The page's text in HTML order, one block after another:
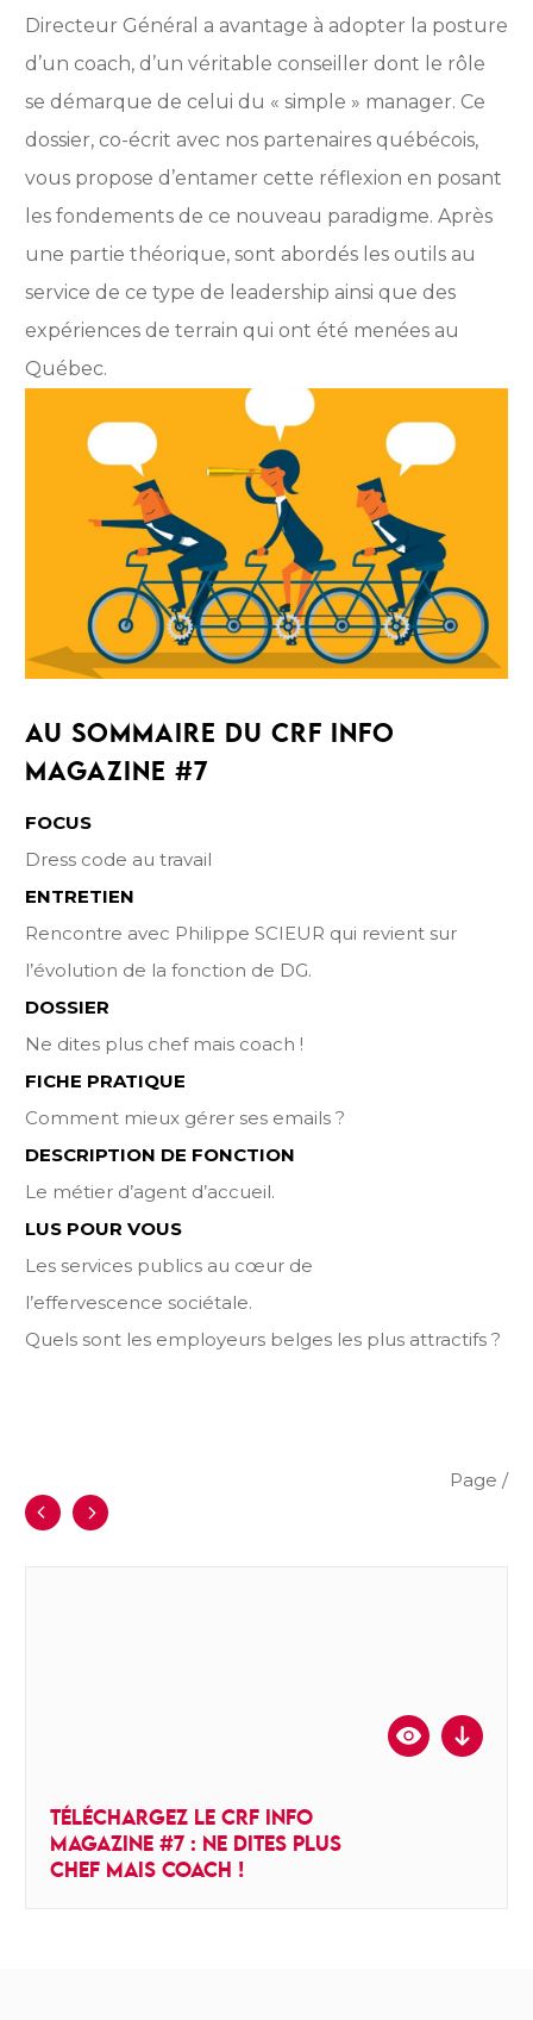
Directeur Général a avantage à adopter la posture
d’un coach, d’un véritable conseiller dont le rôle
se démarque de celui du « simple » manager. Ce
dossier, co-écrit avec nos partenaires québécois,
vous propose d’entamer cette réflexion en posant
les fondements de ce nouveau paradigme. Après
une partie théorique, sont abordés les outils au
service de ce type de leadership ainsi que des
expériences de terrain qui ont été menées au
Québec.
AU SOMMAIRE DU CRF INFO
MAGAZINE #7
FOCUS
Dress code au travail
ENTRETIEN
Rencontre avec Philippe SCIEUR qui revient sur
l’évolution de la fonction de DG.
DOSSIER
Ne dites plus chef mais coach !
FICHE PRATIQUE
Comment mieux gérer ses emails ?
DESCRIPTION DE FONCTION
Le métier d’agent d’accueil.
LUS POUR VOUS
Les services publics au cœur de
l’effervescence sociétale.
Quels sont les employeurs belges les plus attractifs ?
Page /
TÉLÉCHARGEZ LE CRF INFO
MAGAZINE #7 : NE DITES PLUS
CHEF MAIS COACH !